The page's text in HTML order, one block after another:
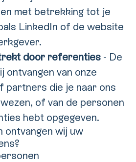
met betrekking tot je
LinkedIn of de website
door referenties - De
ontvangen van onze
partners die je naar ons
of van de personen
hebt opgegeven.
ontvangen wij uw